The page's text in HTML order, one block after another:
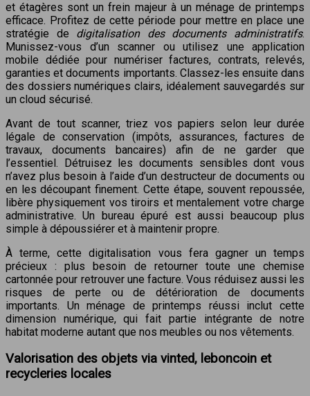
et étagères sont un frein majeur à un ménage de printemps
efficace. Profitez de cette période pour mettre en place une
stratégie de digitalisation des documents administratifs.
Munissez-vous d’un scanner ou utilisez une application
mobile dédiée pour numériser factures, contrats, relevés,
garanties et documents importants. Classez-les ensuite dans
des dossiers numériques clairs, idéalement sauvegardés sur
un cloud sécurisé.
Avant de tout scanner, triez vos papiers selon leur durée
légale de conservation (impôts, assurances, factures de
travaux, documents bancaires) afin de ne garder que
l’essentiel. Détruisez les documents sensibles dont vous
n’avez plus besoin à l’aide d’un destructeur de documents ou
en les découpant finement. Cette étape, souvent repoussée,
libère physiquement vos tiroirs et mentalement votre charge
administrative. Un bureau épuré est aussi beaucoup plus
simple à dépoussiérer et à maintenir propre.
À terme, cette digitalisation vous fera gagner un temps
précieux : plus besoin de retourner toute une chemise
cartonnée pour retrouver une facture. Vous réduisez aussi les
risques de perte ou de détérioration de documents
importants. Un ménage de printemps réussi inclut cette
dimension numérique, qui fait partie intégrante de notre
habitat moderne autant que nos meubles ou nos vêtements.
Valorisation des objets via vinted, leboncoin et
recycleries locales